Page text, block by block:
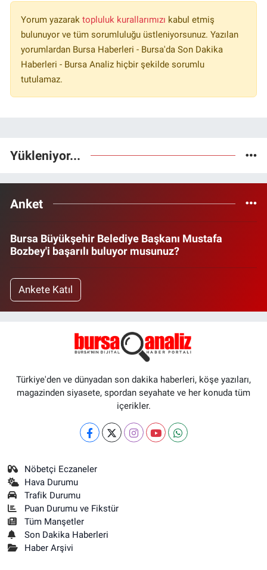
Yorum yazarak topluluk kurallarımızı kabul etmiş
bulunuyor ve tüm sorumluluğu üstleniyorsunuz. Yazılan
yorumlardan Bursa Haberleri - Bursa'da Son Dakika
Haberleri - Bursa Analiz hiçbir şekilde sorumlu
tutulamaz.
Yükleniyor...
Anket
Bursa Büyükşehir Belediye Başkanı Mustafa
Bozbey'i başarılı buluyor musunuz?
Ankete Katıl
Türkiye'den ve dünyadan son dakika haberleri, köşe yazıları,
magazinden siyasete, spordan seyahate ve her konuda tüm
içerikler.
Nöbetçi Eczaneler
Hava Durumu
Trafik Durumu
Puan Durumu ve Fikstür
Tüm Manşetler
Son Dakika Haberleri
Haber Arşivi